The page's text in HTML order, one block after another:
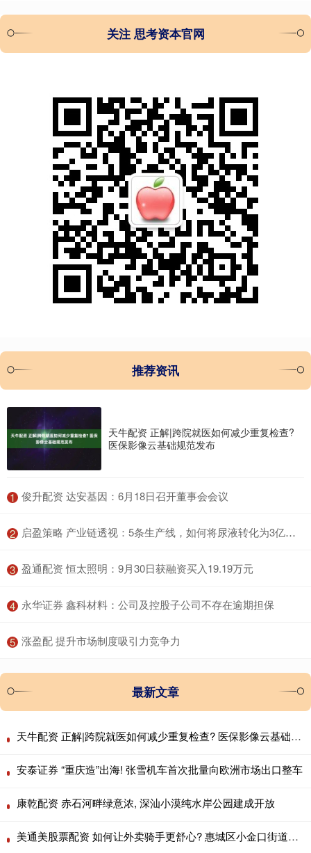
关注 思考资本官网
推荐资讯
天牛配资 正解|跨院就医如何减少重复检查?
医保影像云基础规范发布
1 ​俊升配资 达安基因：6月18日召开董事会会议
2 ​启盈策略 产业链透视：5条生产线，如何将尿液转化为3亿元产值
3 ​盈通配资 恒太照明：9月30日获融资买入19.19万元
4 ​永华证券 鑫科材料：公司及控股子公司不存在逾期担保
5 ​涨盈配 提升市场制度吸引力竞争力
最新文章
天牛配资 正解|跨院就医如何减少重复检查? 医保影像云基础规范发布
安泰证券 “重庆造”出海! 张雪机车首次批量向欧洲市场出口整车
康乾配资 赤石河畔绿意浓, 深汕小漠纯水岸公园建成开放
美通美股票配资 如何让外卖骑手更舒心? 惠城区小金口街道给出答案